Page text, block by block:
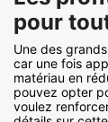
pour
Une des
car une fois
matériau en
pouvez opter
voulez